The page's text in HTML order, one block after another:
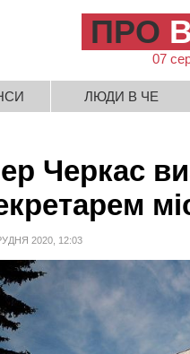
ПРО
07
ЛЮДИ В ЧЕ
Черкас
2020, 12:03